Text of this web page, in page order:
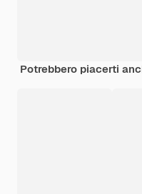
Potrebbero piacerti